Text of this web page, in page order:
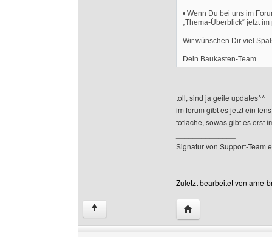
• Wenn Du bei uns im
„Thema-Überblick“ jetzt
Wir wünschen Dir viel
Dein Baukasten-Team
toll, sind ja geile updates^^
im forum gibt es jetzt ein
totlache, sowas gibt es erst
Signatur von Support-Team
Zuletzt bearbeitet von arne-
↑ Website dieses